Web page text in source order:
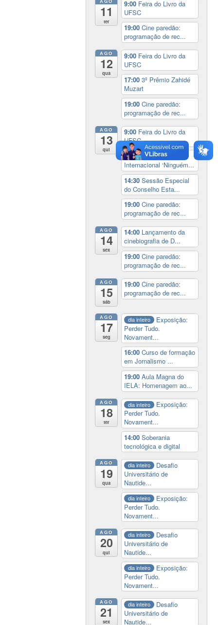
11
ter
9:00 Feira do Livro da
UFSC
19:00Cine paredão:
programação de rec...
AGO
12
qua
9:00 Feira do Livro da
UFSC
17:003º Prêmio Zahidé
Muzart
19:00Cine paredão:
programação de rec...
AGO
13
qui
9:00 Feira do Livro da
UFSC
14:00 Seminário
Internacional ‘Ninguém...
14:30Sessão Especial
do Conselho Esta...
19:00Cine paredão:
programação de rec...
AGO
14
sex
14:00 Lançamento da
cinebiografia de D...
19:00Cine paredão:
programação de rec...
AGO
15
sáb
19:00Cine paredão:
programação de rec...
AGO
17
seg
dia inteiro
Exposição:
Perder Tudo.
Novament...
16:00Curso de formação
em Jornalismo ...
19:00Aula Magna do
IELA: Homenagem ao...
AGO
18
ter
dia inteiro
Exposição:
Perder Tudo.
Novament...
14:00Soberania
tecnológica e digital
AGO
19
qua
dia inteiro
Desafio
Universitário de
Nautide...
dia inteiro
Exposição:
Perder Tudo.
Novament...
AGO
20
qui
dia inteiro
Desafio
Universitário de
Nautide...
dia inteiro
Exposição:
Perder Tudo.
Novament...
AGO
21
sex
dia inteiro
Desafio
Universitário de
Nautide...